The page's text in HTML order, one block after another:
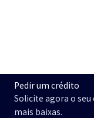
o
r
Pedir um crédito
Solicite agora o
mais baixas.